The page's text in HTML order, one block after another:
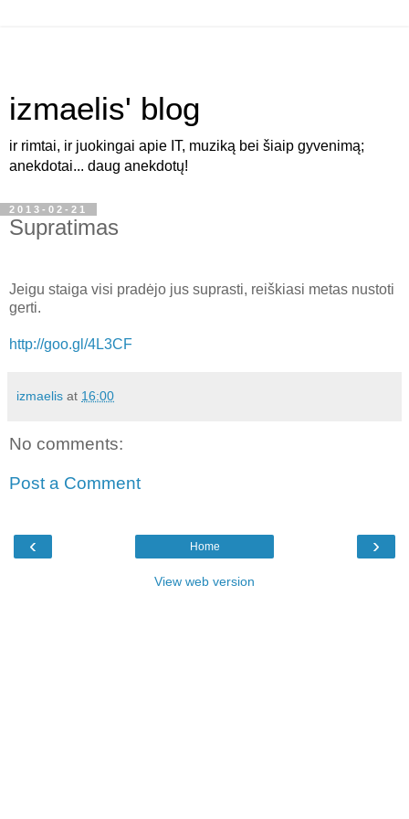
izmaelis' blog
ir rimtai, ir juokingai apie IT, muziką bei šiaip gyvenimą;
anekdotai... daug anekdotų!
2013-02-21
Supratimas
Jeigu staiga visi pradėjo jus suprasti, reiškiasi metas nustoti
gerti.
http://goo.gl/4L3CF
izmaelis at 16:00
No comments:
Post a Comment
‹ ›
Home
View web version